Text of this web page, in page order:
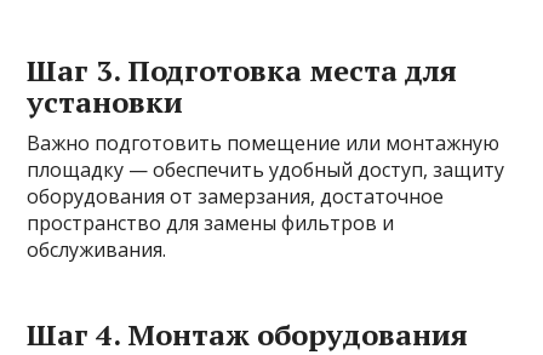
Шаг 3. Подготовка места для
установки
Важно подготовить помещение или монтажную
площадку — обеспечить удобный доступ, защиту
оборудования от замерзания, достаточное
пространство для замены фильтров и
обслуживания.
Шаг 4. Монтаж оборудования